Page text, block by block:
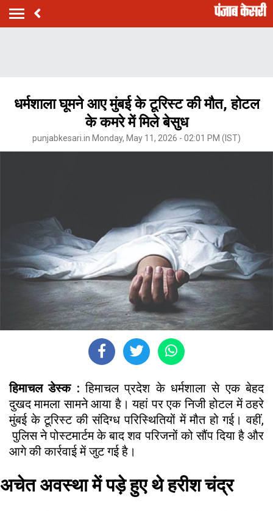
धर्मशाला घूमने आए मुंबई के टूरिस्ट की मौत, होटल
के कमरे में मिले बेसुध
punjabkesari.in Monday, May 11, 2026 - 02:01 PM (IST)
हिमाचल डेस्क : हिमाचल प्रदेश के धर्मशाला से एक बेहद
दुखद मामला सामने आया है। यहां पर एक निजी होटल में ठहरे
मुंबई के टूरिस्ट की संदिग्ध परिस्थितियों में मौत हो गई। वहीं,
पुलिस ने पोस्टमार्टम के बाद शव परिजनों को सौंप दिया है और
आगे की कार्रवाई में जुट गई है।
अचेत अवस्था में पड़े हुए थे हरीश चंद्र